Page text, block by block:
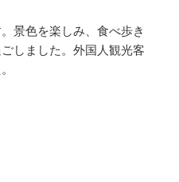
景色を楽しみ、食べ歩き
しました。外国人観光客